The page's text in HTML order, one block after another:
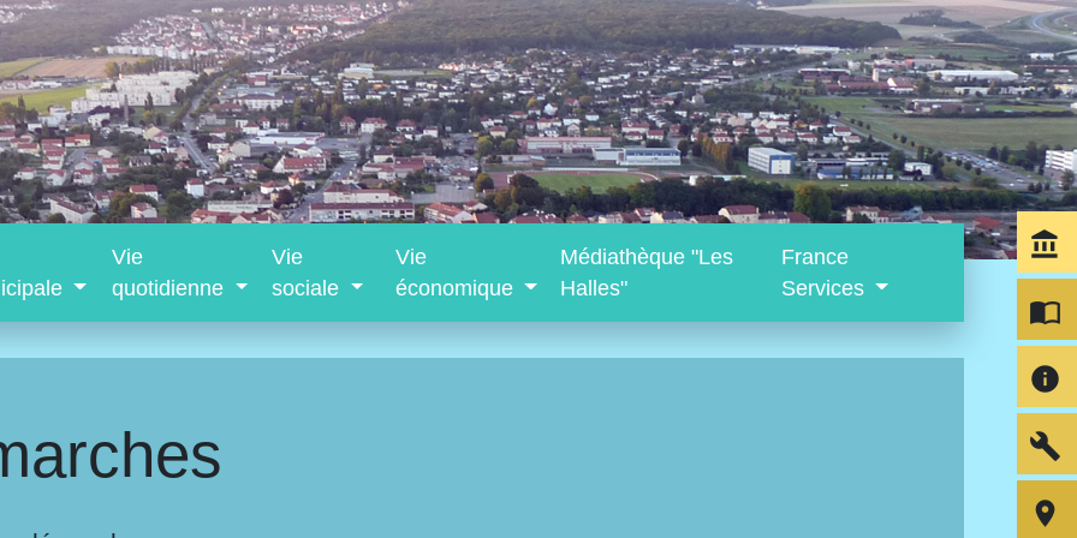
Vie
quotidienne
Vie
sociale
Vie
économique
Médiathèque "Les
Halles"
France
Services
account_balance
import_contacts
info
build
room